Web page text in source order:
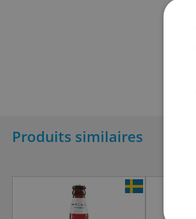
Produits similaires